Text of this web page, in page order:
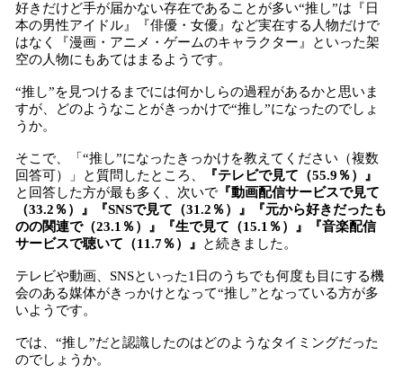
好きだけど手が届かない存在であることが多い“推し”は『日
本の男性アイドル』『俳優・女優』など実在する人物だけで
はなく『漫画・アニメ・ゲームのキャラクター』といった架
空の人物にもあてはまるようです。
“推し”を見つけるまでには何かしらの過程があるかと思いま
すが、どのようなことがきっかけで“推し”になったのでしょ
うか。
そこで、「“推し”になったきっかけを教えてください（複数
回答可）」と質問したところ、
『テレビで見て（55.9％）
』
と回答した方が最も多く、次いで 『動画配信サービスで見て
（33.2％）
』『SNSで見て（31.2％） 』『元から好きだったも
のの関連で（23.1％）
』『生で見て（15.1％） 』『音楽配信
サービスで聴いて（11.7％）
』 と続きました。
テレビや動画、SNSといった1日のうちでも何度も目にする機
会のある媒体がきっかけとなって“推し”となっている方が多
いようです。
では、“推し”だと認識したのはどのようなタイミングだった
のでしょうか。